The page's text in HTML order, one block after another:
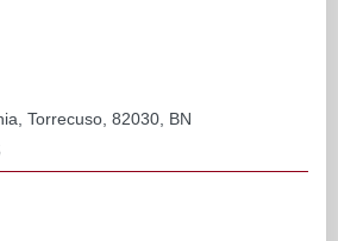
Torrecuso, 82030, BN